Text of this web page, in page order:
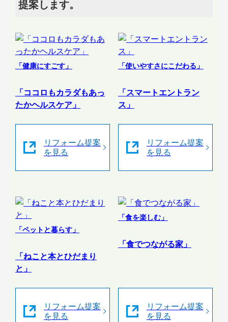
提案します。
「健康にすごす」
「ココロもカラダもあっ
たかヘルスケア」
リフォーム提案
を見る
「使いやすさにこだわる」
「スマートエントラン
ス」
リフォーム提案
を見る
「ペットと暮らす」
「ねこと本とひだまり
と」
リフォーム提案
を見る
「食を楽しむ」
「食でつながる家」
リフォーム提案
を見る